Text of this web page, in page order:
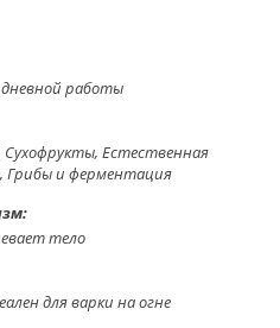
дневной работы
Естественная
Грибы и ферментация
тело
для варки на огне